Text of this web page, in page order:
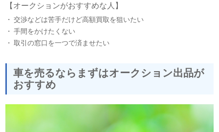
【オークションがおすすめな人】
交渉などは苦手だけど高額買取を狙いたい
手間をかけたくない
取引の窓口を一つで済ませたい
車を売るならまずはオークション出品が
おすすめ